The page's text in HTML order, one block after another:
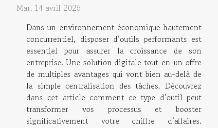
Mar. 14 avril 2026
Dans un environnement économique hautement
concurrentiel, disposer d’outils performants est
essentiel pour assurer la croissance de son
entreprise. Une solution digitale tout-en-un offre
de multiples avantages qui vont bien au-delà de
la simple centralisation des tâches. Découvrez
dans cet article comment ce type d’outil peut
transformer vos processus et booster
significativement votre chiffre d’affaires.